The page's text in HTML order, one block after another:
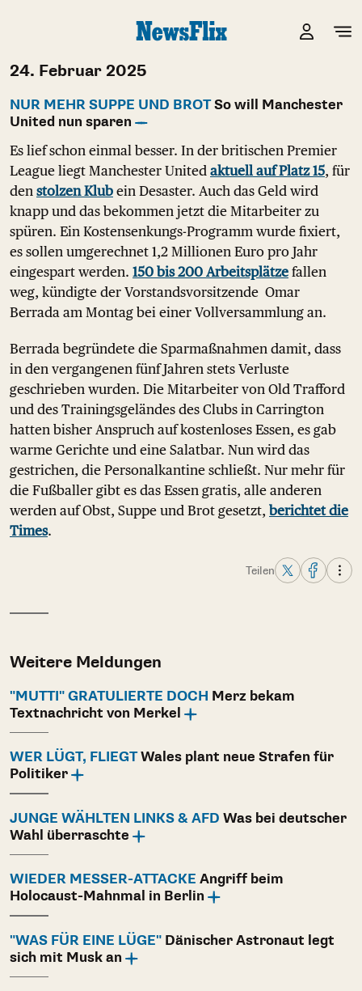
24. Februar 2025
NUR MEHR SUPPE UND BROTSo will Manchester
United nun sparen
Es lief schon einmal besser. In der britischen Premier
League liegt Manchester United aktuell auf Platz 15, für
den stolzen Klub ein Desaster. Auch das Geld wird
knapp und das bekommen jetzt die Mitarbeiter zu
spüren. Ein Kostensenkungs-Programm wurde fixiert,
es sollen umgerechnet 1,2 Millionen Euro pro Jahr
eingespart werden. 150 bis 200 Arbeitsplätze fallen
weg, kündigte der Vorstandsvorsitzende Omar
Berrada am Montag bei einer Vollversammlung an.
Berrada begründete die Sparmaßnahmen damit, dass
in den vergangenen fünf Jahren stets Verluste
geschrieben wurden. Die Mitarbeiter von Old Trafford
und des Trainingsgeländes des Clubs in Carrington
hatten bisher Anspruch auf kostenloses Essen, es gab
warme Gerichte und eine Salatbar. Nun wird das
gestrichen, die Personalkantine schließt. Nur mehr für
die Fußballer gibt es das Essen gratis, alle anderen
werden auf Obst, Suppe und Brot gesetzt, berichtet die
Times.
Teilen
Weitere Meldungen
"MUTTI" GRATULIERTE DOCH Merz bekam
Textnachricht von Merkel
WER LÜGT, FLIEGTWales plant neue Strafen für
Politiker
JUNGE WÄHLTEN LINKS & AFD Was bei deutscher
Wahl überraschte
WIEDER MESSER-ATTACKE Angriff beim
Holocaust-Mahnmal in Berlin
"WAS FÜR EINE LÜGE" Dänischer Astronaut legt
sich mit Musk an